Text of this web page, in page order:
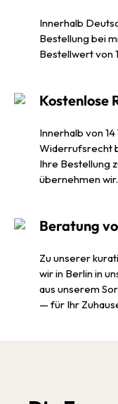
Innerhalb
Bestellung bei
Bestellwert von
Kostenlose
Innerhalb von
Widerrufsrecht
Ihre Bestellung
übernehmen wir.
Beratung
Zu unserer
wir in Berlin in
aus unserem
— für Ihr